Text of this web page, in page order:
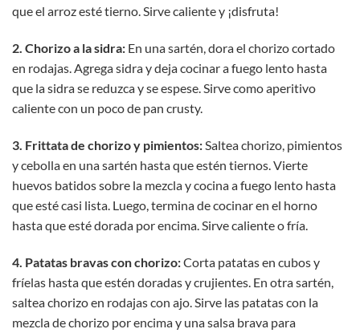
que el arroz esté tierno. Sirve caliente y ¡disfruta!
2. Chorizo a la sidra: En una sartén, dora el chorizo cortado
en rodajas. Agrega sidra y deja cocinar a fuego lento hasta
que la sidra se reduzca y se espese. Sirve como aperitivo
caliente con un poco de pan crusty.
3. Frittata de chorizo y pimientos:Saltea chorizo, pimientos
y cebolla en una sartén hasta que estén tiernos. Vierte
huevos batidos sobre la mezcla y cocina a fuego lento hasta
que esté casi lista. Luego, termina de cocinar en el horno
hasta que esté dorada por encima. Sirve caliente o fría.
4. Patatas bravas con chorizo:Corta patatas en cubos y
fríelas hasta que estén doradas y crujientes. En otra sartén,
saltea chorizo en rodajas con ajo. Sirve las patatas con la
mezcla de chorizo por encima y una salsa brava para